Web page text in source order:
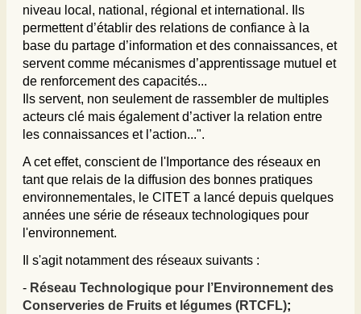
niveau local, national, régional et international. Ils
permettent d’établir des relations de confiance à la
base du partage d’information et des connaissances, et
servent comme mécanismes d’apprentissage mutuel et
de renforcement des capacités...
Ils servent, non seulement de rassembler de multiples
acteurs clé mais également d’activer la relation entre
les connaissances et l’action...".
A cet effet, conscient de l'Importance des réseaux en
tant que relais de la diffusion des bonnes pratiques
environnementales, le CITET a lancé depuis quelques
années une série de réseaux technologiques pour
l'environnement.
Il s'agit notamment des réseaux suivants :
- Réseau Technologique pour l’Environnement des
Conserveries de Fruits et légumes (RTCFL);